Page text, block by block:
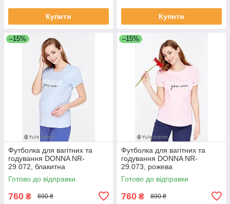
Купити Купити
–15%
Футболка для вагітних та
годування DONNA NR-
29.072, блакитна
Готово до відправки
760 ₴ 890 ₴
–15%
Футболка для вагітних та
годування DONNA NR-
29.073, рожева
Готово до відправки
760 ₴ 890 ₴